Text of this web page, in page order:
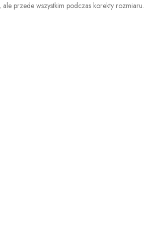
przede wszystkim podczas korekty rozmiaru.